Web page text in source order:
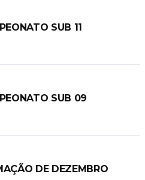
SUB 11
SUB 09
DE DEZEMBRO